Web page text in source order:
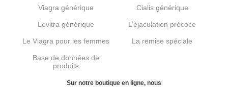
Viagra générique Cialis générique
Levitra générique L’éjaculation précoce
Le Viagra pour les femmes La remise spéciale
Base de données de
produits
Sur notre boutique en ligne, nous